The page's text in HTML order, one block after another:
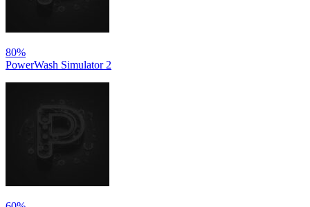
80%
PowerWash Simulator 2